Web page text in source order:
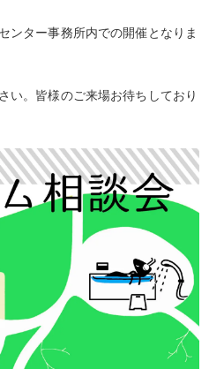
ンター事務所内での開催となりま
い。皆様のご来場お待ちしており